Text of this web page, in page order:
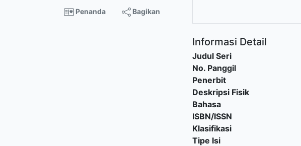
Penanda Bagikan
Informasi Detail
Judul Seri
No. Panggil
Penerbit
Deskripsi Fisik
Bahasa
ISBN/ISSN
Klasifikasi
Tipe Isi